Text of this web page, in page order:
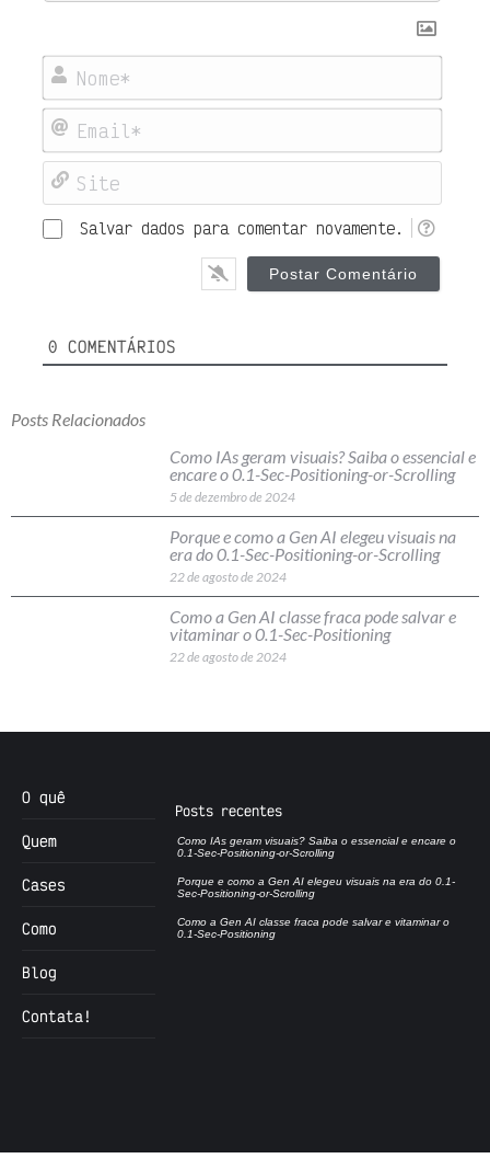
Salvar dados para comentar novamente.
0 COMENTÁRIOS
Posts Relacionados
Como IAs geram visuais? Saiba o essencial e
encare o 0.1-Sec-Positioning-or-Scrolling
5 de dezembro de 2024
Porque e como a Gen AI elegeu visuais na
era do 0.1-Sec-Positioning-or-Scrolling
22 de agosto de 2024
Como a Gen AI classe fraca pode salvar e
vitaminar o 0.1-Sec-Positioning
22 de agosto de 2024
O quê
Quem
Cases
Como
Blog
Contata!
Posts recentes
Como IAs geram visuais? Saiba o essencial e encare o
0.1-Sec-Positioning-or-Scrolling
Porque e como a Gen AI elegeu visuais na era do 0.1-
Sec-Positioning-or-Scrolling
Como a Gen AI classe fraca pode salvar e vitaminar o
0.1-Sec-Positioning